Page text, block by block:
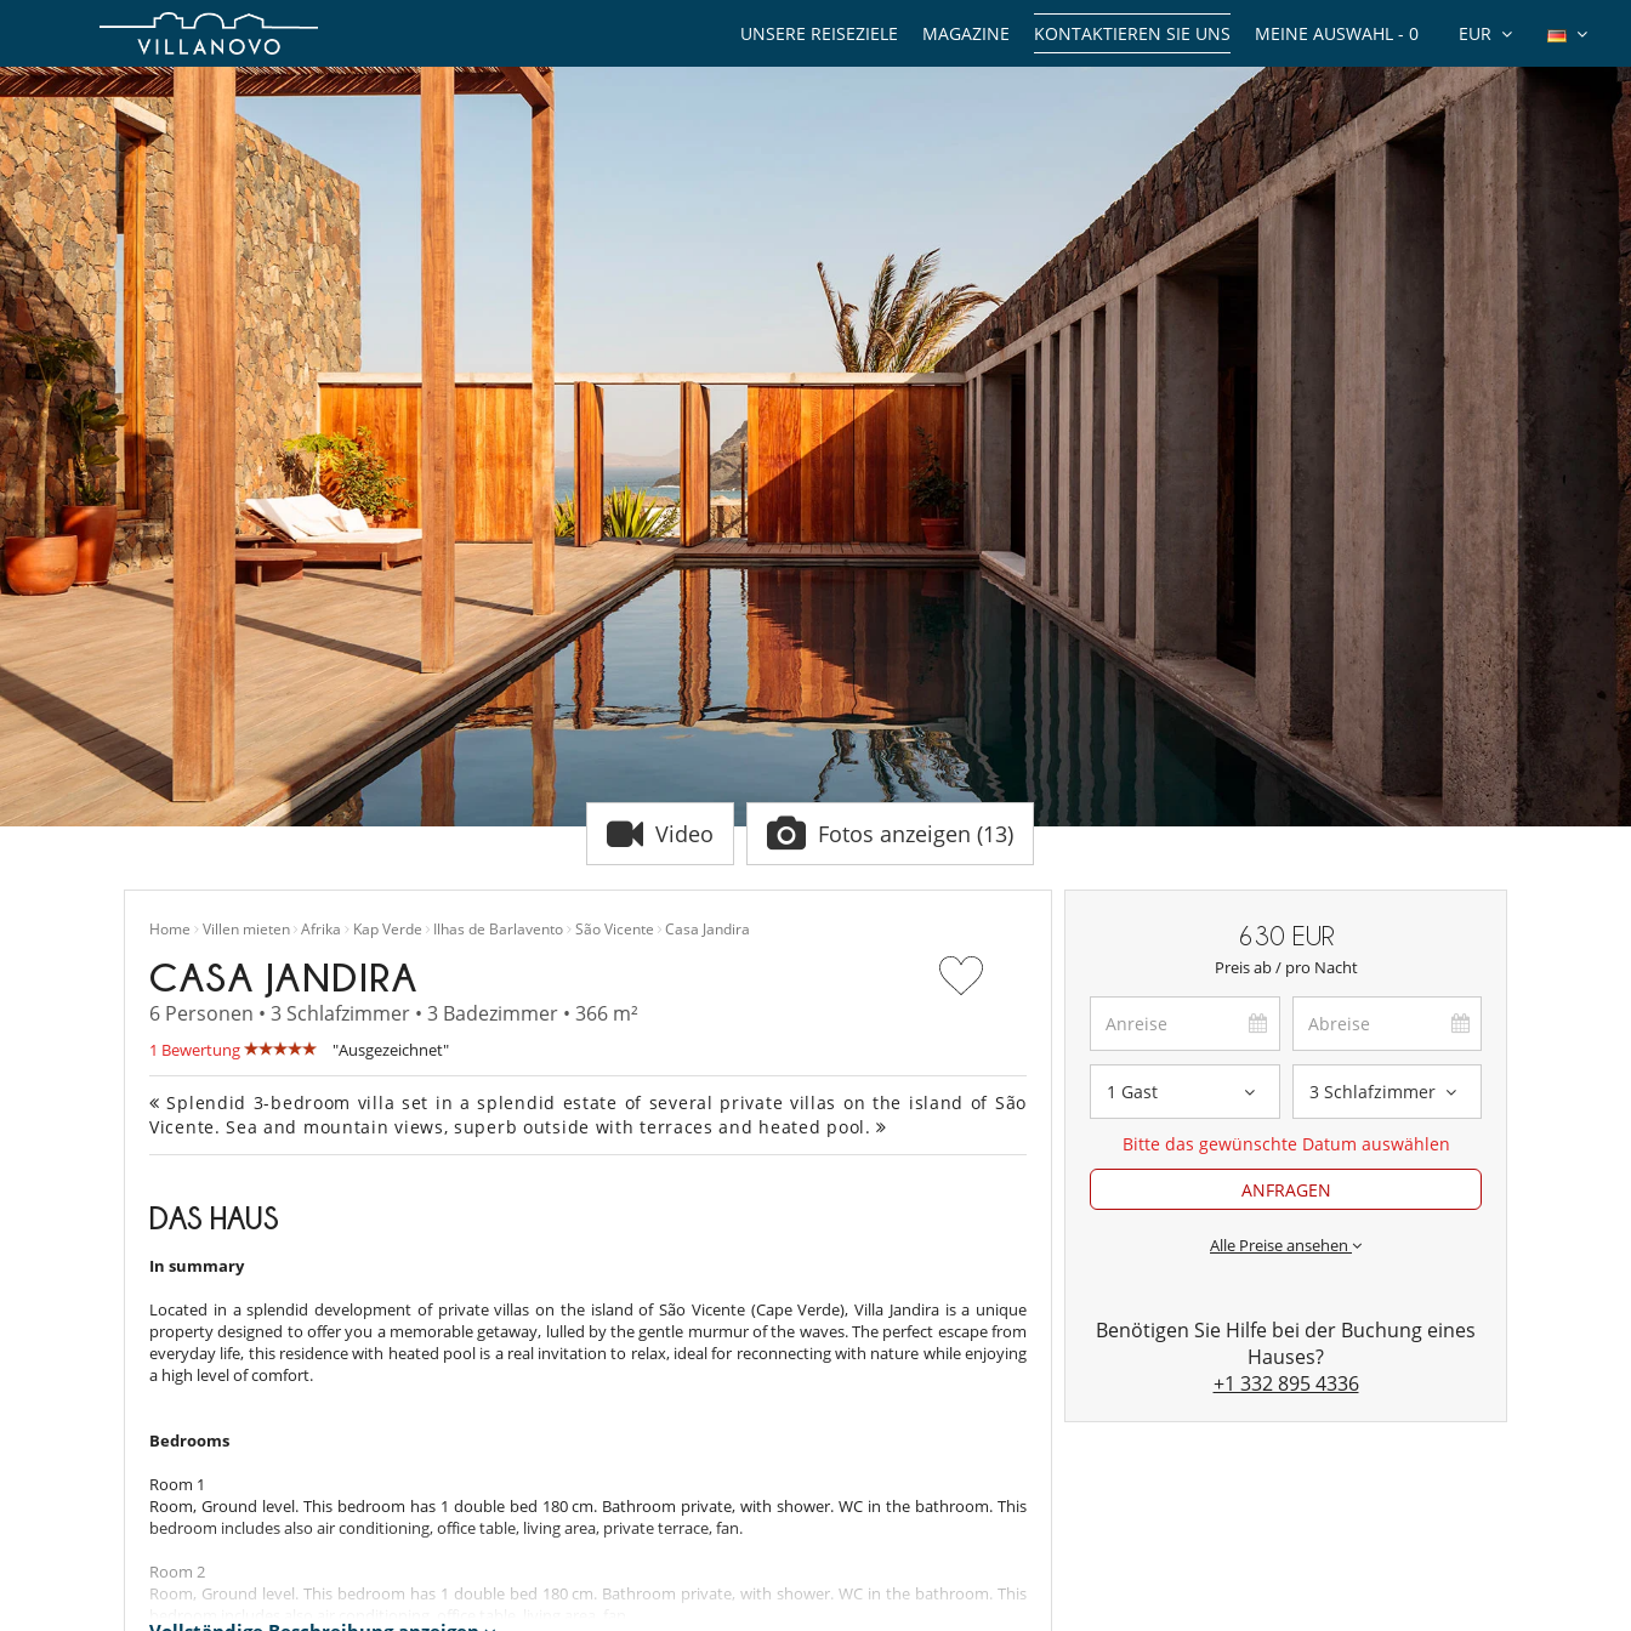
EUR
MEINE AUSWAHL - 0
KONTAKTIEREN SIE UNS
MAGAZINE
UNSERE REISEZIELE
Video Fotos anzeigen (13)
Home Villen mieten Afrika Kap Verde Ilhas de Barlavento São Vicente Casa Jandira
CASA JANDIRA
6 Personen • 3 Schlafzimmer • 3 Badezimmer • 366 m²
1 Bewertung "Ausgezeichnet"
Splendid 3-bedroom villa set in a splendid estate of several private villas on the island of São
Vicente. Sea and mountain views, superb outside with terraces and heated pool.
DAS HAUS
In summary
Located in a splendid development of private villas on the island of São Vicente (Cape Verde), Villa Jandira is a unique
property designed to offer you a memorable getaway, lulled by the gentle murmur of the waves. The perfect escape from
everyday life, this residence with heated pool is a real invitation to relax, ideal for reconnecting with nature while enjoying
a high level of comfort.
Bedrooms
Room 1
Room, Ground level. This bedroom has 1 double bed 180 cm. Bathroom private, with shower. WC in the bathroom. This
bedroom includes also air conditioning, office table, living area, private terrace, fan.
Room 2
Room, Ground level. This bedroom has 1 double bed 180 cm. Bathroom private, with shower. WC in the bathroom. This
630 EUR
Preis ab / pro Nacht
1 Gast 3 Schlafzimmer
Bitte das gewünschte Datum auswählen
ANFRAGEN
Alle Preise ansehen
Benötigen Sie Hilfe bei der Buchung eines
Hauses?
+1 332 895 4336